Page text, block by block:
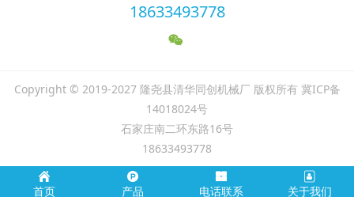
18633493778
Copyright © 2019-2027 隆尧县清华同创机械厂 版权所有 冀ICP备
14018024号
石家庄南二环东路16号
18633493778
首页 产品 电话联系 关于我们